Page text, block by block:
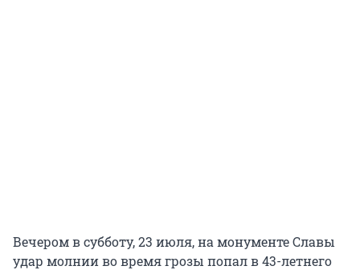
Вечером в субботу, 23 июля, на монументе Славы
удар молнии во время грозы попал в 43-летнего